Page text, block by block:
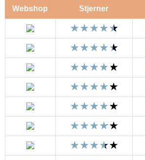
Webshop Stjerner